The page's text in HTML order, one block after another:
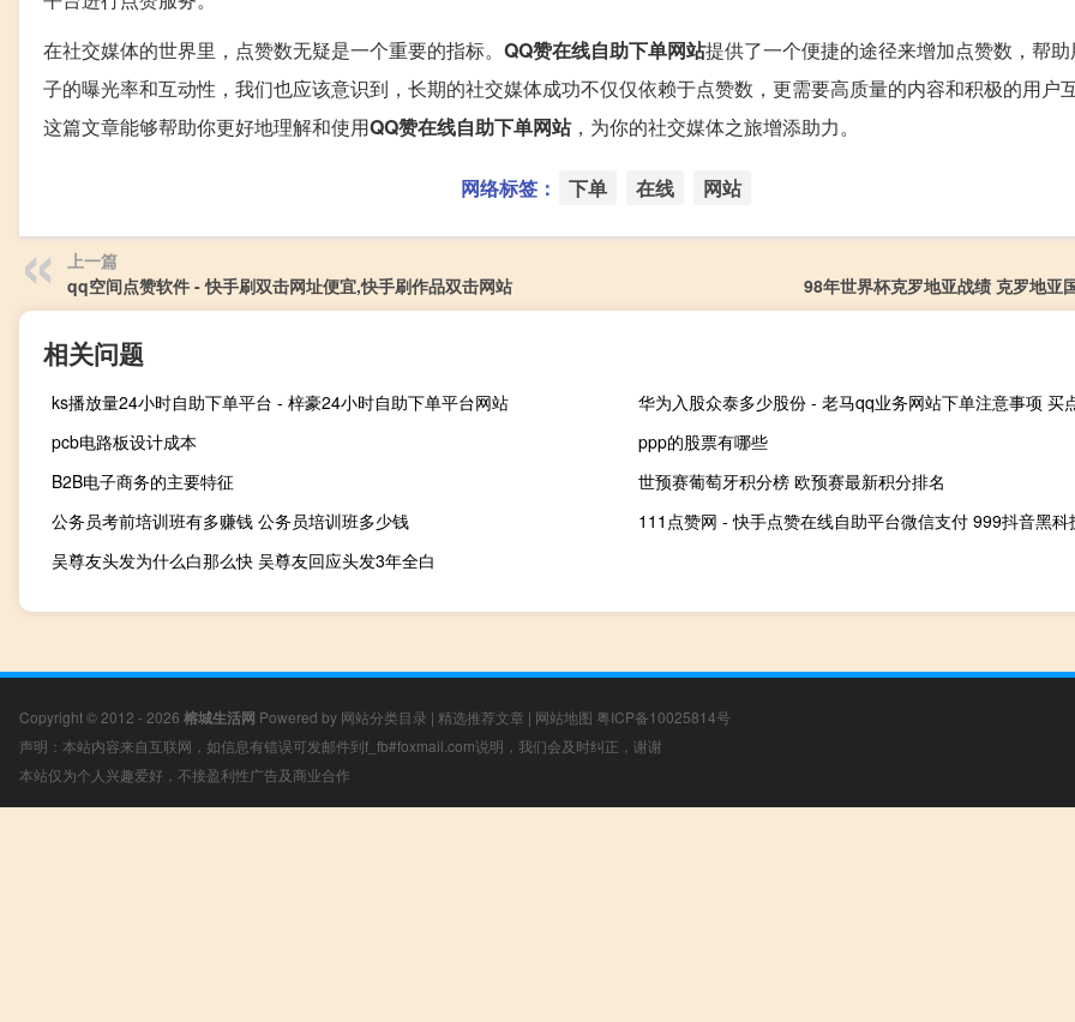
在社交媒体的世界里，点赞数无疑是一个重要的指标。 QQ赞在线自助下单网站提供了一个便捷的途径来增加点赞数，帮
子的曝光率和互动性，我们也应该意识到，长期的社交媒体成功不仅仅依赖于点赞数，更需要高质量的内容和积极的用户
这篇文章能够帮助你更好地理解和使用QQ赞在线自助下单网站，为你的社交媒体之旅增添助力。
网络标签： 下单 在线 网站
上一篇
qq空间点赞软件 - 快手刷双击网址便宜,快手刷作品双击网站
98年世界杯克罗地亚战绩 克罗地亚
相关问题
ks播放量24小时自助下单平台 - 梓豪24小时自助下单平台网站
pcb电路板设计成本
ppp的股票有哪些
B2B电子商务的主要特征
世预赛葡萄牙积分榜 欧预赛最新积分排名
公务员考前培训班有多赚钱 公务员培训班多少钱
111点赞网 - 快手点赞在线自助平台微信支付 999抖音黑科
吴尊友头发为什么白那么快 吴尊友回应头发3年全白
Copyright © 2012 - 2026 榕城生活网 Powered by 网站分类目录 | 精选推荐文章 | 网站地图 粤ICP备10025814号
声明：本站内容来自互联网，如信息有错误可发邮件到f_fb#foxmail.com说明，我们会及时纠正，谢谢
本站仅为个人兴趣爱好，不接盈利性广告及商业合作